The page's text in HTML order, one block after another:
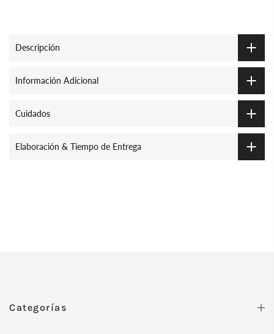
Descripción
Información Adicional
Cuidados
Elaboración & Tiempo de Entrega
Categorías